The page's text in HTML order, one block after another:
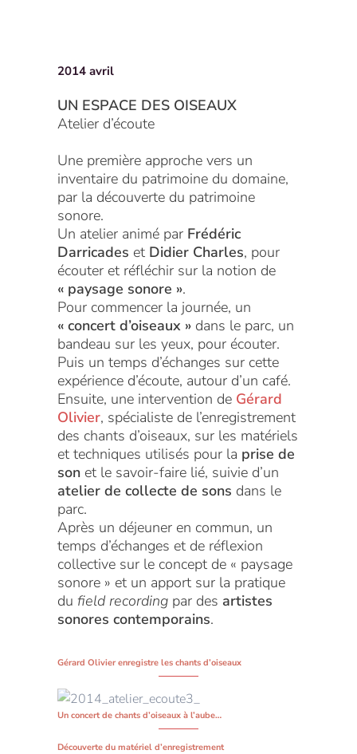
2014 avril
UN ESPACE DES OISEAUX
Atelier d’écoute
Une première approche vers un
inventaire du patrimoine du domaine,
par la découverte du patrimoine
sonore.
Un atelier animé par Frédéric
Darricades et Didier Charles, pour
écouter et réfléchir sur la notion de
« paysage sonore ».
Pour commencer la journée, un
« concert d’oiseaux »dans le parc, un
bandeau sur les yeux, pour écouter.
Puis un temps d’échanges sur cette
expérience d’écoute, autour d’un café.
Ensuite, une intervention de Gérard
Olivier, spécialiste de l’enregistrement
des chants d’oiseaux, sur les matériels
et techniques utilisés pour la prise de
sonet le savoir-faire lié, suivie d’un
atelier de collecte de sons dans le
parc.
Après un déjeuner en commun, un
temps d’échanges et de réflexion
collective sur le concept de « paysage
sonore » et un apport sur la pratique
du field recordingpar des artistes
sonores contemporains.
Gérard Olivier enregistre les chants d’oiseaux
Un concert de chants d’oiseaux à l’aube…
Découverte du matériel d’enregistrement